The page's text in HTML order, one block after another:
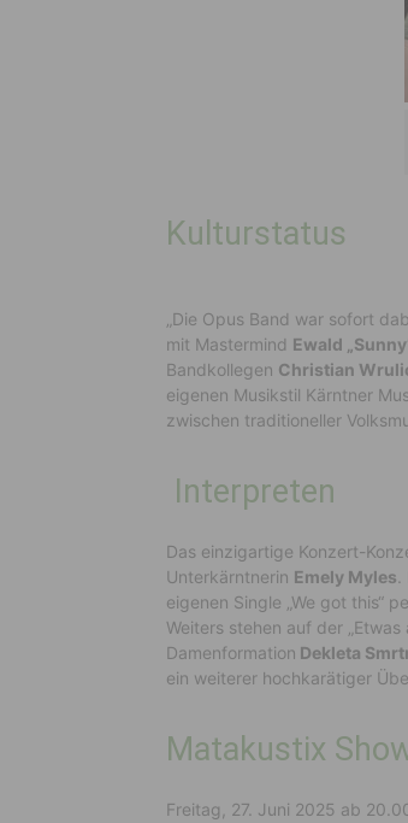
Kulturstatus
„Die Opus Band war sofort
mit Mastermind Ewald
Bandkollegen Christian
eigenen Musikstil Kärntner
zwischen traditioneller
Interpreten
Das einzigartige Konzert-
Unterkärntnerin Emely Myles
eigenen Single „We got this“
Weiters stehen auf der
Damenformation Dekleta
ein weiterer hochkarätiger
Matakustix
Freitag, 27. Juni 2025 ab